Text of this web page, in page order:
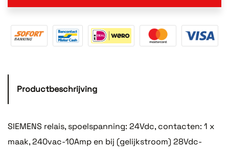
Productbeschrijving
SIEMENS relais, spoelspanning: 24Vdc, contacten: 1 x
maak, 240vac-10Amp en bij (gelijkstroom) 28Vdc-